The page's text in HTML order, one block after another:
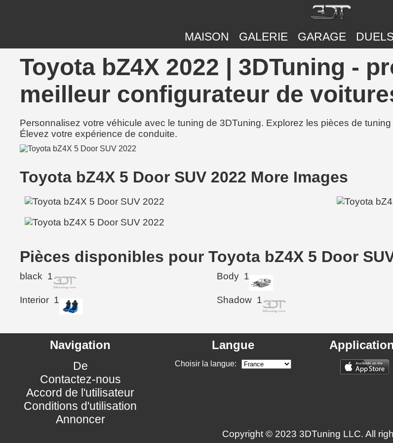
MAISON GALERIE GARAGE
Toyota bZ4X 2022 | 3DTuning -
meilleur configurateur de
Personnalisez votre véhicule avec le tuning de 3DTuning. Explorez les pièces de
Élevez votre expérience de conduite.
Toyota bZ4X 5 Door SUV 2022 More Images
Pièces disponibles pour Toyota bZ4X 5 Door
black 1 Body 1
Interior 1 Shadow 1
Navigation
De
Contactez-nous
Accord de l'utilisateur
Conditions d'utilisation
Annoncer
Langue
Choisir la langue:
Copyright © 2023 3DTuning LLC. All